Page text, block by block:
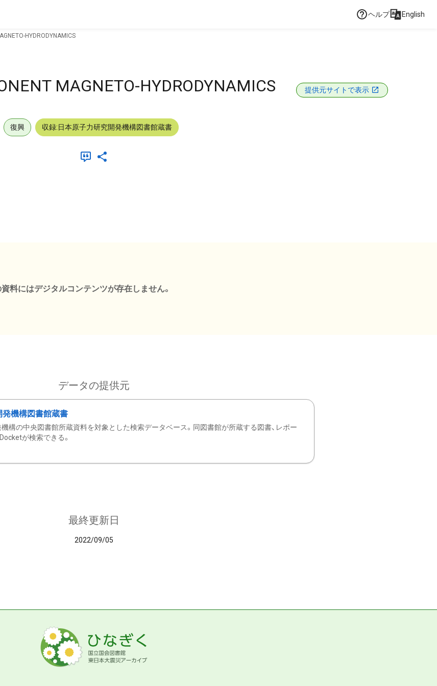
ヘルプ English
HYDRODYNAMICS
MAGNETO-HYDRODYNAMICS 提供元サイトで表示
復興 収録:日本原子力研究開発機構図書館蔵書
資料にはデジタルコンテンツが存在しません。
データの提供元
発機構図書館蔵書
構の中央図書館所蔵資料を対象とした検索データベース。同図書館が所蔵する図書、レポー
Docketが検索できる。
最終更新日
2022/09/05